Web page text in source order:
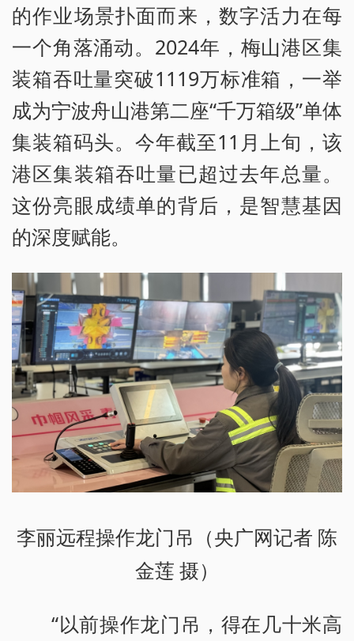
的作业场景扑面而来，数字活力在每
一个角落涌动。2024年，梅山港区集
装箱吞吐量突破1119万标准箱，一举
成为宁波舟山港第二座“千万箱级”单体
集装箱码头。今年截至11月上旬，该
港区集装箱吞吐量已超过去年总量。
这份亮眼成绩单的背后，是智慧基因
的深度赋能。
李丽远程操作龙门吊（央广网记者 陈
金莲 摄）
“以前操作龙门吊，得在几十米高